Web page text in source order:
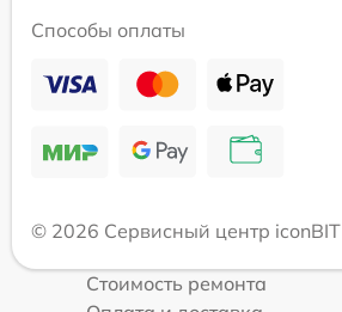
Способы оплаты
© 2026 Сервисный центр iconBIT
Стоимость ремонта